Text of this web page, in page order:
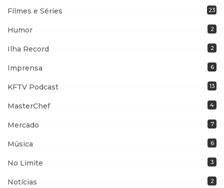
Filmes e Séries 23
Humor 2
Ilha Record 2
Imprensa 6
KFTV Podcast 13
MasterChef 4
Mercado 7
Música 6
No Limite 3
Notícias 2